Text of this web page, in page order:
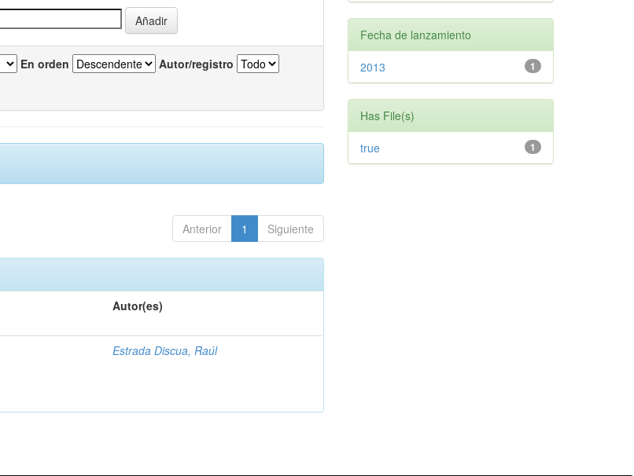
En orden Autor/registro
Anterior 1 Siguiente
Autor(es)
Estrada Discua, Raúl
Fecha de lanzamiento
1
2013
Has File(s)
1
true